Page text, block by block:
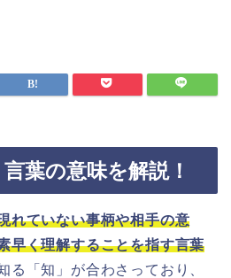
葉の意味を解説！
れていない事柄や相手の意
早く理解することを指す言葉
る「知」が合わさっており、